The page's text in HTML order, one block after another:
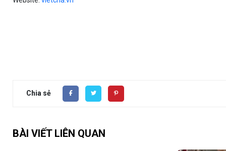
Chia sẻ
BÀI VIẾT LIÊN QUAN